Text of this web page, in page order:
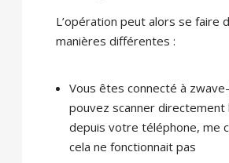
L’opération peut alors se faire
manières différentes :
Vous êtes connecté à
pouvez scanner directement
depuis votre téléphone, me
cela ne fonctionnait pas